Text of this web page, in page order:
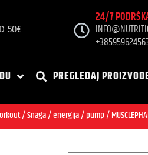
50€
24/7
PREGLEDAJ
/Snaga / energija / pump/